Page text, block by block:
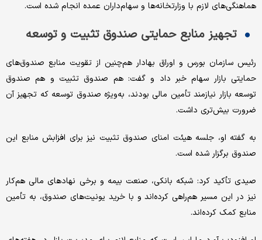
هماهنگی‌های لازم با وزارتخانه‌ها و سهام‌داران عمده انجام شده است.
تجهیز منابع حمایتی صندوق تثبیت و توسعه
رئیس سازمان بورس و اوراق بهادار هم‌چنین از تقویت منابع صندوق‌های
حمایتی بازار سهام خبر داد و گفت: هم صندوق تثبیت و هم صندوق
توسعه بازار نیازمند تأمین مالی بودند، به‌ویژه صندوق توسعه که تجهیز آن
ضرورت بیش‌تری داشت.
به گفته او، جلسه هیئت امنای صندوق تثبیت نیز برای افزابش منابع این
صندوق برگزار شده است.
صیدی تأکید کرد: شبکه بانکی، صنعت بیمه و برخی نهادهای مالی هم‌کار
نیز در این مسیر هم‌راهی کرده‌اند و با خرید یونیت‌های صندوق، به تأمین
منابع کمک کرده‌اند.